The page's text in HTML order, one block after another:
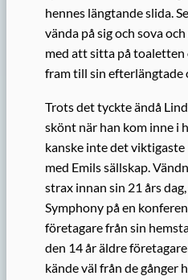
hennes längtande slida.
vända på sig och sova
med att sitta på toaletten
fram till sin efterlängtade
Trots det tyckte ändå
skönt när han kom inne i
kanske inte det
med Emils sällskap.
strax innan sin 21 års
Symphony på en
företagare från sin
den 14 år äldre
kände väl från de gånger